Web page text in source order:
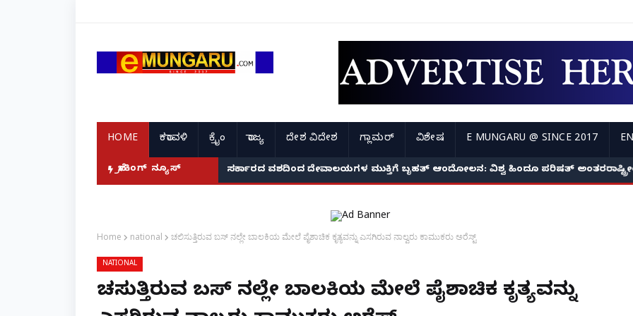
HOME ಕರಾವಳಿ ಕ್ರೈಂ ರಾಜ್ಯ ದೇಶ ವಿದೇಶ ಗ್ಲಾಮರ್ ವಿಶೇಷ E MUNGARU @ SINCE 2017
ಬ್ರೇಕಿಂಗ್ ನ್ಯೂಸ್ ಸರ್ಕಾರದ ವಶದಿಂದ ದೇವಾಲಯಗಳ ಮುಕ್ತಿಗೆ ಬೃಹತ್ ಆಂದೋಲನ: ವಿಶ್ವ ಹಿಂದೂ ಪರಿಷತ್
Home national ಚಲಿಸುತ್ತಿರುವ ಬಸ್ ನಲ್ಲೇ ಬಾಲಕಿಯ ಮೇಲೆ ಪೈಶಾಚಿಕ ಕೃತ್ಯವನ್ನು ಎಸಗಿರುವ ನಾಲ್ವರು ಕಾಮುಕರು ಅರೆಸ್ಟ್
NATIONAL
ಚಲಿಸುತ್ತಿರುವ ಬಸ್ ನಲ್ಲೇ ಬಾಲಕಿಯ ಮೇಲೆ ಪೈಶಾಚಿಕ ಕೃತ್ಯವನ್ನು